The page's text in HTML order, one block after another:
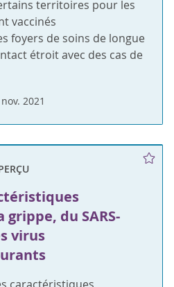
territoires pour les
vaccinés
foyers de soins de longue
étroit avec des cas de
2021
du SARS-
virus